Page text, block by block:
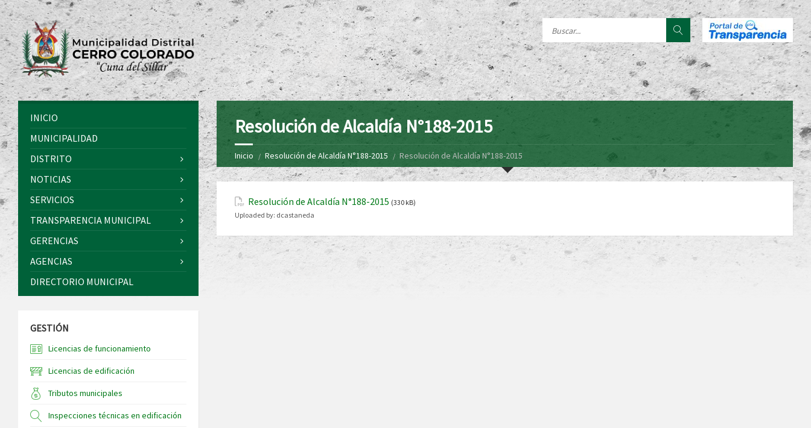
Resolución de Alcaldía N°188-2015
Inicio Resolución de Alcaldía N°188-2015 Resolución de Alcaldía N°188-2015
Resolución de Alcaldía N°188-2015 (330 kB)
Uploaded by: dcastaneda
INICIO
MUNICIPALIDAD
DISTRITO
NOTICIAS
SERVICIOS
TRANSPARENCIA MUNICIPAL
GERENCIAS
AGENCIAS
DIRECTORIO MUNICIPAL
GESTIÓN
Licencias de funcionamiento
Licencias de edificación
Tributos municipales
Inspecciones técnicas en edificación